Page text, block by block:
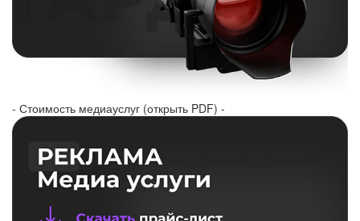
- Стоимость медиауслуг (открыть PDF) -